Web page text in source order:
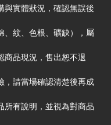
與實體狀況，確認無誤後
、紋、色根、礦缺），屬
商品現況，售出恕不退
，請當場確認清楚後再成
所有說明，並視為對商品